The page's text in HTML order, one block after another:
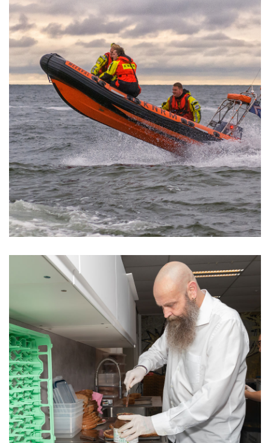
KNRM: redders waar Nederland al 200 jaar
op kan bouwen
‘Niet Graag een Lege Maag’ helpt
honderden kinderen aan een goed start
van de dag